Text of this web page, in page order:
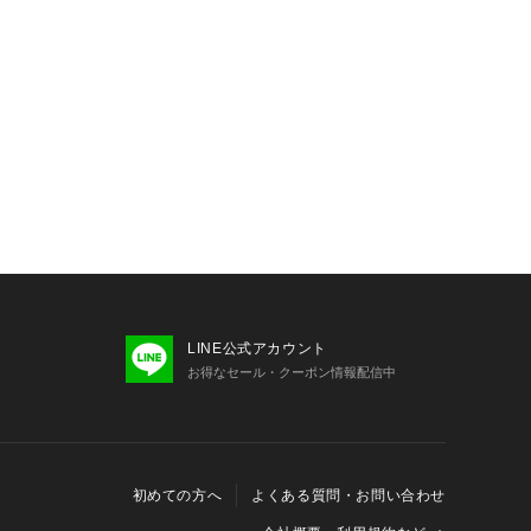
LINE公式アカウント
お得なセール・クーポン情報配信中
初めての方へ よくある質問・お問い合わせ